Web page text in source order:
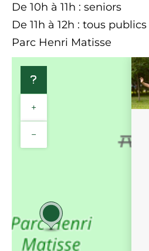
De 10h à 11h : seniors
De 11h à 12h : tous publics
Parc Henri Matisse
+
−